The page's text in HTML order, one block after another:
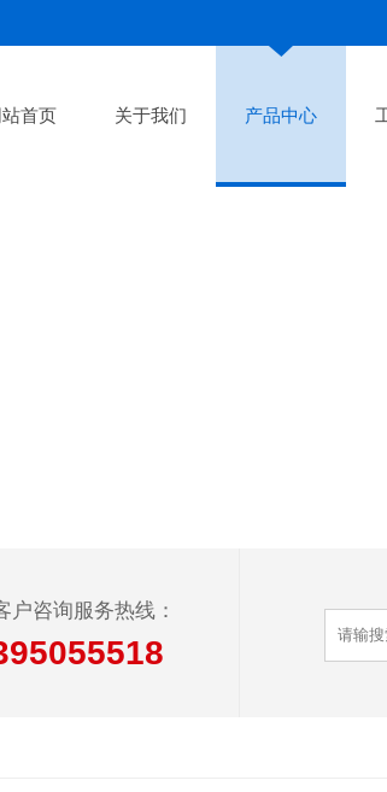
站首页 关于我们 产品中心
户咨询服务热线：